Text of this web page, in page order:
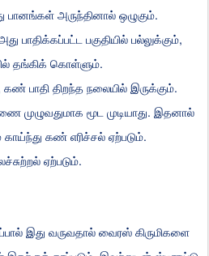
பானங்கள் அருந்தினால் ஒழுகும்.
பாதிக்கப்பட்ட பகுதியில் பல்லுக்கும்,
தங்கிக் கொள்ளும்.
கண் பாதி திறந்த நலையில் இருக்கும்.
முழுவதுமாக மூட முடியாது. இதனால்
காய்ந்து கண் எரிச்சல் ஏற்படும்.
ஏற்படும்.
இது வருவதால் வைரஸ் கிருமிகளை